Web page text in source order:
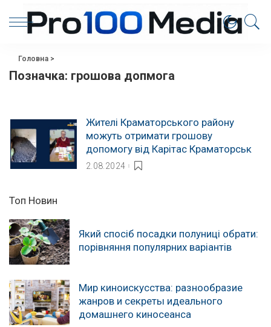
Головна>
Позначка: грошова допмога
Жителі Краматорського району
можуть отримати грошову
допомогу від Карітас Краматорськ
2.08.2024
Топ Новин
Який спосіб посадки полуниці обрати:
порівняння популярних варіантів
Мир киноискусства: разнообразие
жанров и секреты идеального
домашнего киносеанса